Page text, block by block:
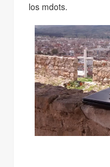
los mdots.